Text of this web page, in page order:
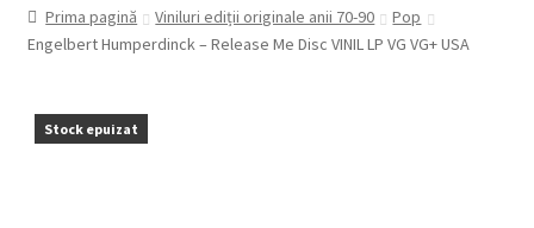
CD-uri originale
Prima pagină Viniluri ediții originale anii 70-90
Pop
Engelbert Humperdinck – Release Me Disc VINIL LP VG VG+ USA
Stock epuizat